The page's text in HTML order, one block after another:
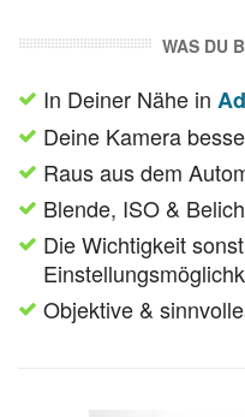
WAS DU
In Deiner Nähe in
Deine Kamera
Raus aus dem
Blende, ISO &
Die Wichtigkeit
Objektive &